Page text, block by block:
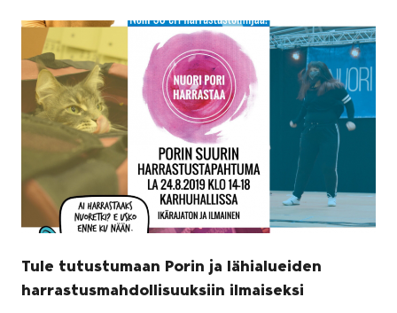
Tule tutustumaan Porin ja lähialueiden
harrastusmahdollisuuksiin ilmaiseksi